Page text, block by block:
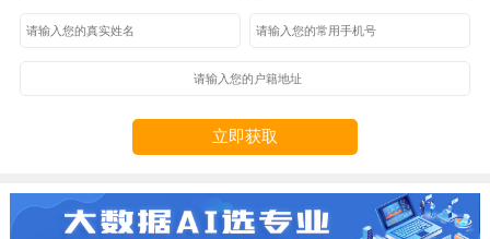
立即获取